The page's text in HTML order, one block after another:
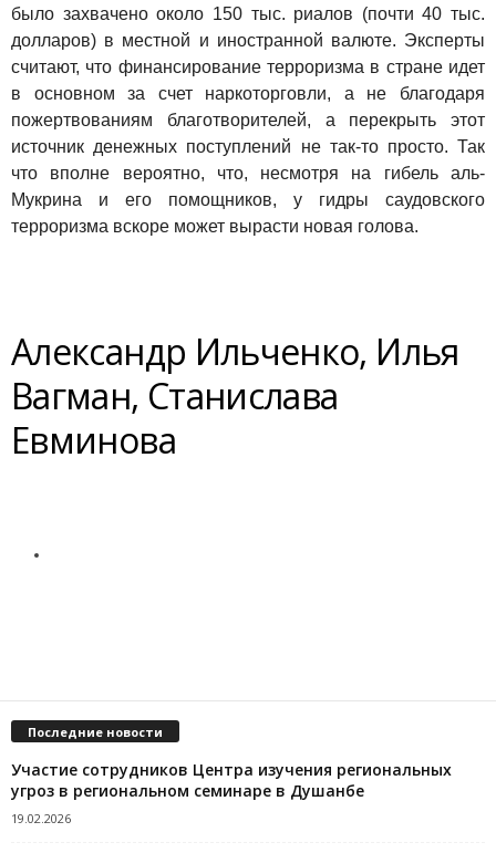
было захвачено около 150 тыс. риалов (почти 40 тыс.
долларов) в местной и иностранной валюте. Эксперты
считают, что финансирование терроризма в стране идет
в основном за счет наркоторговли, а не благодаря
пожертвованиям благотворителей, а перекрыть этот
источник денежных поступлений не так-то просто. Так
что вполне вероятно, что, несмотря на гибель аль-
Мукрина и его помощников, у гидры саудовского
терроризма вскоре может вырасти новая голова.
Александр Ильченко, Илья
Вагман, Станислава
Евминова
Последние новости
Участие сотрудников Центра изучения региональных
угроз в региональном семинаре в Душанбе
19.02.2026